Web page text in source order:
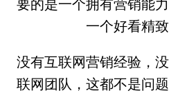
要的是一个拥有营销能
一个好看精致
没有互联网营销经验，
联网团队，这都不是问